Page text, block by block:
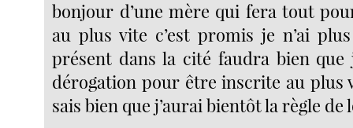
bonjour d’une mère qui fera tout
au plus vite c’est promis je n’ai
présent dans la cité faudra bien que
dérogation pour être inscrite au plus
sais bien que j’aurai bientôt la règle